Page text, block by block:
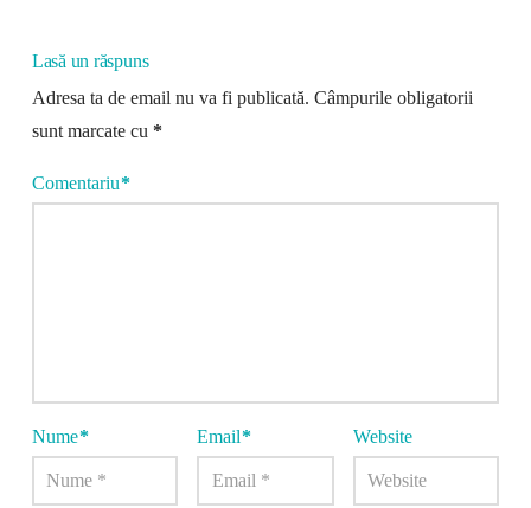
Lasă un răspuns
Adresa ta de email nu va fi publicată. Câmpurile obligatorii
sunt marcate cu *
Comentariu*
Nume* Email* Website